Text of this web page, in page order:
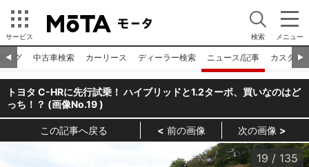
サービス 検索 メニュー
◀︎ ▶︎
ログ 中古車検索 カーリース ディーラー検索 ニュース/記事 カスタム
トヨタ C-HRに先行試乗！ ハイブリッドと1.2ターボ、買いなのはど
っち！？ (画像No.19)
この記事へ戻る 前の画像 次の画像
19 / 135